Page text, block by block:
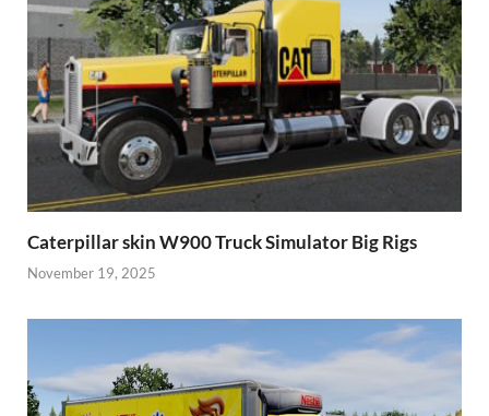
Caterpillar skin W900 Truck Simulator Big Rigs
November 19, 2025